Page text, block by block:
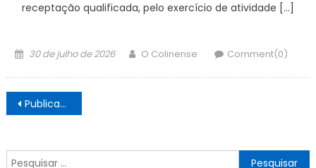
receptação qualificada, pelo exercício de atividade […]
Posted
30 de julho de 2026 Author
O Colinense Comment(0)
Navegação
por
posts
Publicações mais antigas
Pesquisar